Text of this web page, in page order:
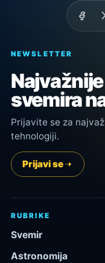
NEWSLETTER
svemira
Prijavite se za
tehnologiji.
Prijavi se
RUBRIKE
Svemir
Astronomija